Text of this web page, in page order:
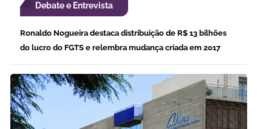
Debate e Entrevista
Ronaldo Nogueira destaca distribuição de R$ 13 bilhões
do lucro do FGTS e relembra mudança criada em 2017